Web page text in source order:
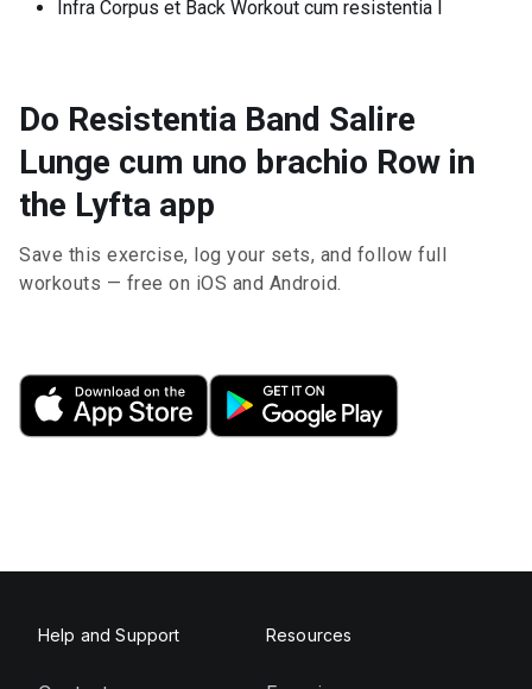
Infra Corpus et Back Workout cum resistentia I
Do Resistentia Band Salire
Lunge cum uno brachio Row in
the Lyfta app
Save this exercise, log your sets, and follow full
workouts — free on iOS and Android.
Help and Support Resources